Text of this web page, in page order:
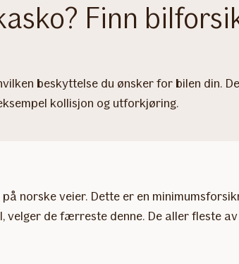
Finn
beskyttelse du ønsker for bilen din.
kollisjon og utforkjøring.
norske veier. Dette er en
de færreste denne. De aller fleste